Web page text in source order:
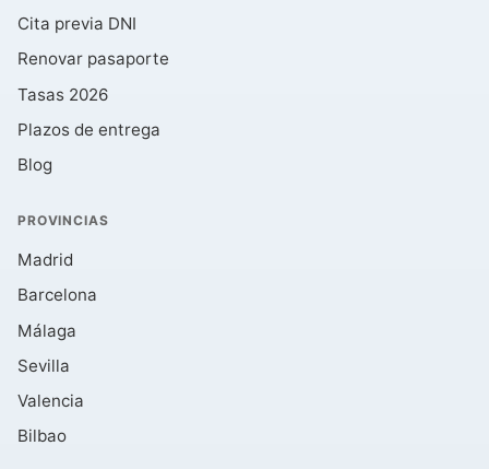
Cita previa DNI
Renovar pasaporte
Tasas 2026
Plazos de entrega
Blog
PROVINCIAS
Madrid
Barcelona
Málaga
Sevilla
Valencia
Bilbao